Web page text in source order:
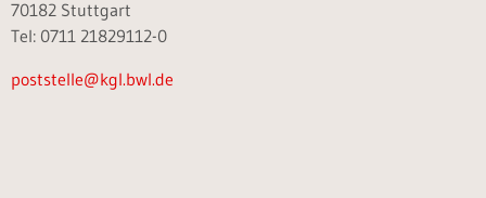
70182 Stuttgart
Tel: 0711 21829112-0
poststelle@kgl.bwl.de